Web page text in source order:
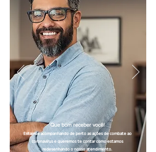
Que bom receber você!
Estamos acompanhando de perto as ações de combate ao
coronavírus e queremos te contar como estamos
redesenhando o nosso atendimento.